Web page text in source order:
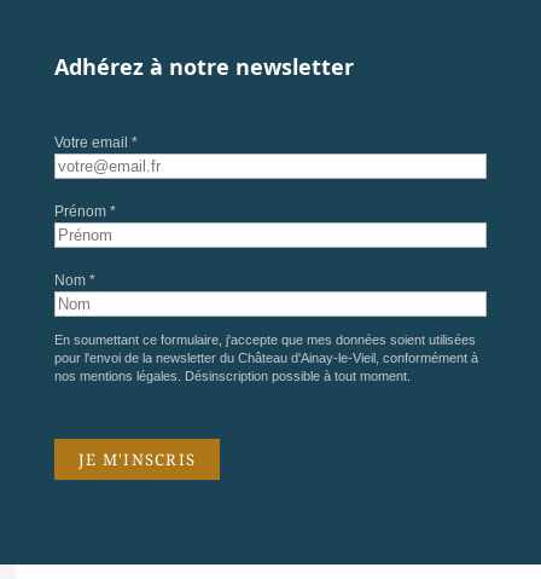
Adhérez à notre newsletter
Votre email *
Prénom *
Nom *
En soumettant ce formulaire, j'accepte que mes données soient utilisées
pour l'envoi de la newsletter du Château d'Ainay-le-Vieil, conformément à
nos mentions légales . Désinscription possible à tout moment.